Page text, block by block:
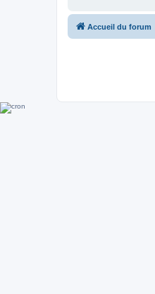
Accueil du forum